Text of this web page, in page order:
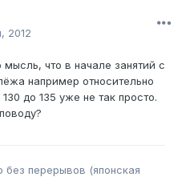
2012
что в начале занятий с
например относительно
до 135 уже не так просто.
перерывов (японская